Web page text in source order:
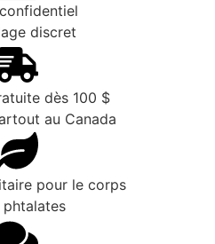
discret
dès 100 $
au Canada
pour le corps
phtalates